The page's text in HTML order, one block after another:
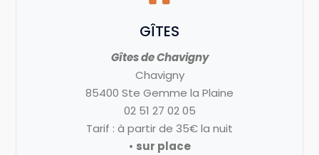
GÎTES
Gîtes de Chavigny
Chavigny
85400 Ste Gemme la Plaine
02 51 27 02 05
Tarif : à partir de 35€ la nuit
• sur place